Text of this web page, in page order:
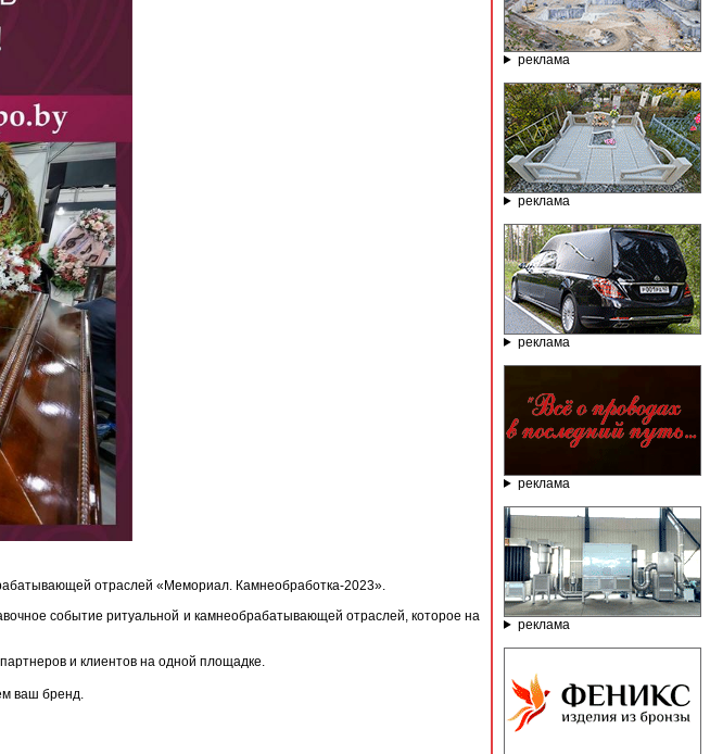
отраслей «Мемориал. Камнеобработка-2023».
событие ритуальной и камнеобрабатывающей отраслей, которое на
и клиентов на одной площадке.
ваш бренд.
реклама
реклама
реклама
реклама
реклама